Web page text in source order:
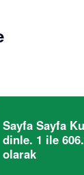
Sayfa Sayfa
dinle. 1 ile
olarak